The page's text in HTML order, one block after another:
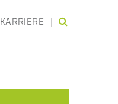
KARRIERE